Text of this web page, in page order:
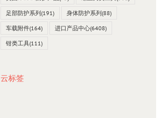
足部防护系列(191) 身体防护系列(88)
车载附件(164) 进口产品中心(6408)
钳类工具(111)
云标签